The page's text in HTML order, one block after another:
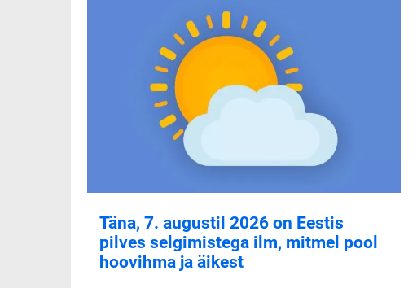
Täna, 7. augustil 2026 on Eestis
pilves selgimistega ilm, mitmel pool
hoovihma ja äikest